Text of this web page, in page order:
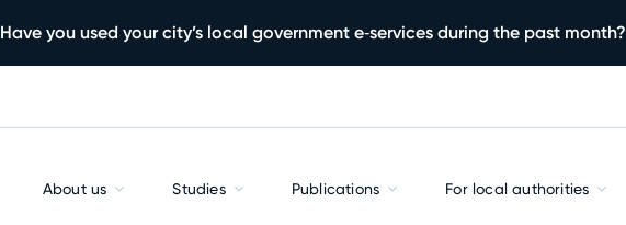
Have you used your city’s local government e‑services during the past month?
About us Studies Publications For local authorities